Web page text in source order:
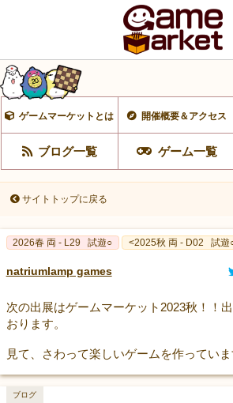
ゲームマーケットとは 開催概要＆アクセス
ブログ一覧 ゲーム一覧
サイトトップに戻る
2026春 両 - L29 試遊○ <2025秋 両 - D02 試遊
natriumlamp games
次の出展はゲームマーケット2023秋！！
おります。
見て、さわって楽しいゲームを作っていま
ブログ